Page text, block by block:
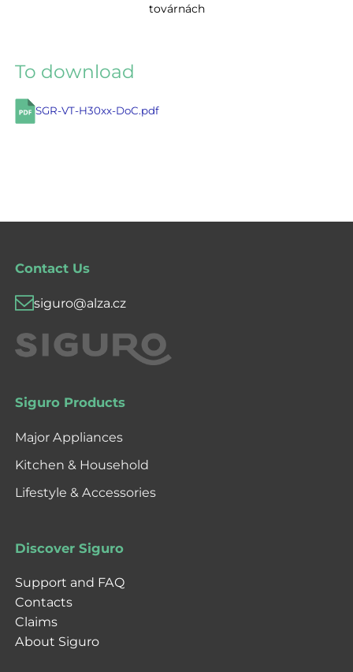
továrnách
To download
SGR-VT-H30xx-DoC.pdf
Contact Us
siguro@alza.cz
Siguro Products
Major Appliances
Kitchen & Household
Lifestyle & Accessories
Discover Siguro
Support and FAQ
Contacts
Claims
About Siguro